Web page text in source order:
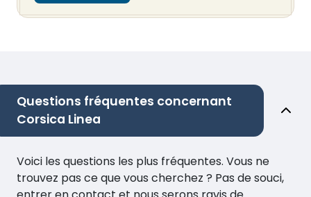
Questions fréquentes concernant
Corsica Linea
Voici les questions les plus fréquentes. Vous ne
trouvez pas ce que vous cherchez ? Pas de souci,